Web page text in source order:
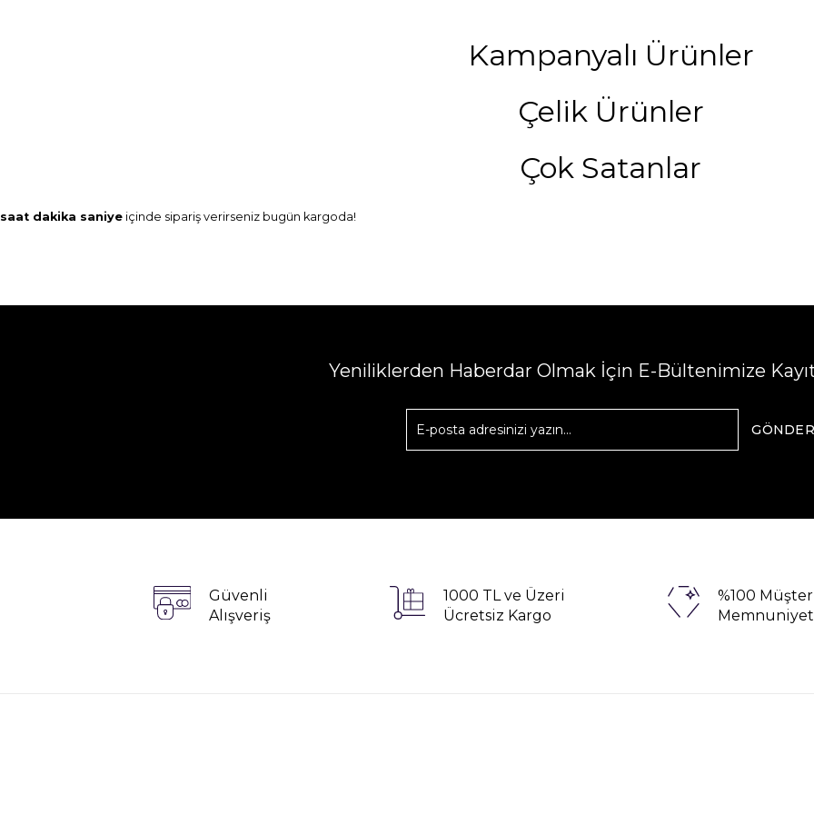
Kampanyalı Ürünler
Çelik Ürünler
Çok Satanlar
saat dakika saniye içinde sipariş verirseniz bugün kargoda!
Yeniliklerden Haberdar Olmak İçin E-Bültenimize
GÖNDER
Güvenli
Alışveriş
1000 TL ve Üzeri
Ücretsiz Kargo
%100